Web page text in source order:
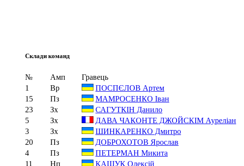
Склади команд
№ Амп Гравець
1
Вр ПОСПЄЛОВ Артем
15
Пз МАМРОСЕНКО Іван
23
Зх САГУТКІН Данило
5
Зх ДАВА ЧАКОНТЕ ДЖОЙСКІМ Ауреліан
3
Зх ШИНКАРЕНКО Дмитро
20
Пз ДОБРОХОТОВ Ярослав
4
Пз ПЕТЕРМАН Микита
11
Нп КАЩУК Олексій